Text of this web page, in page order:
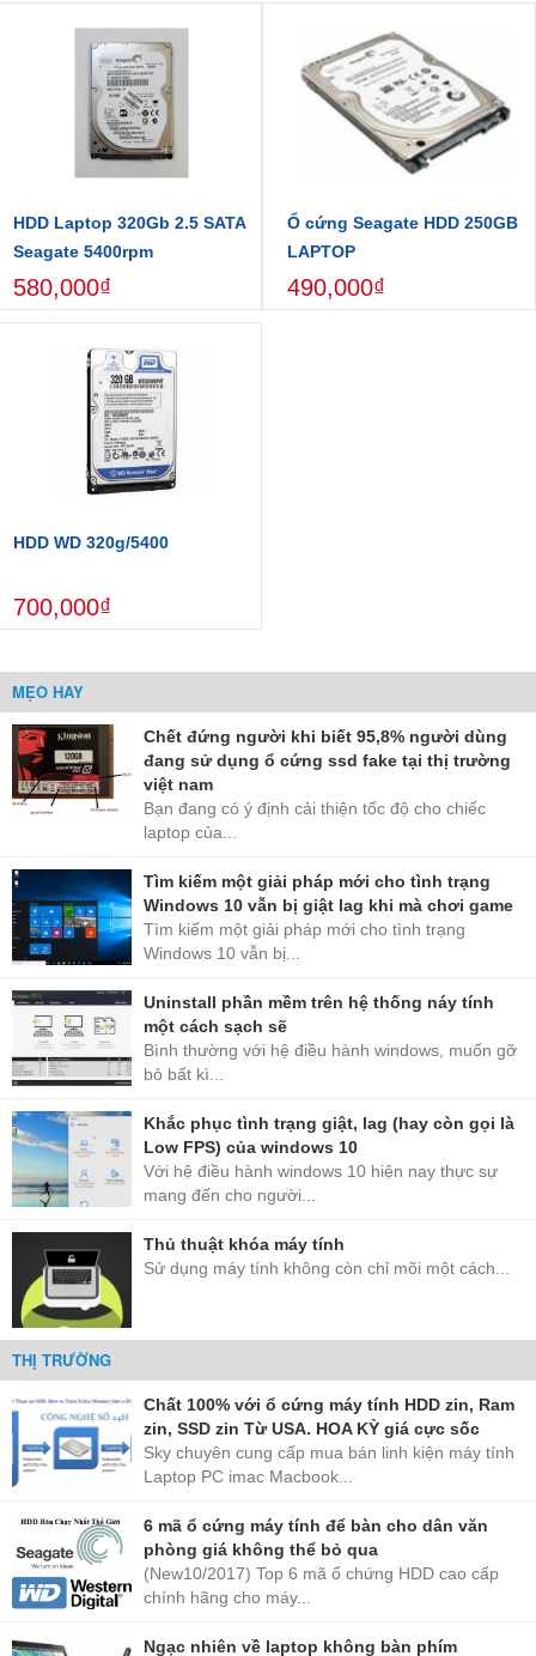
HDD Laptop 320Gb 2.5 SATA
Seagate 5400rpm
580,000₫
Ổ cứng Seagate HDD 250GB
LAPTOP
490,000₫
HDD WD 320g/5400
700,000₫
MẸO HAY
Chết đứng người khi biết 95,8% người dùng
đang sử dụng ổ cứng ssd fake tại thị trường
việt nam
Bạn đang có ý định cải thiện tốc độ cho chiếc
laptop của...
Tìm kiếm một giải pháp mới cho tình trạng
Windows 10 vẫn bị giật lag khi mà chơi game
Tìm kiếm một giải pháp mới cho tình trạng
Windows 10 vẫn bị...
Uninstall phần mềm trên hệ thống náy tính
một cách sạch sẽ
Bình thường với hệ điều hành windows, muốn gỡ
bỏ bất kì...
Khắc phục tình trạng giật, lag (hay còn gọi là
Low FPS) của windows 10
Với hệ điều hành windows 10 hiện nay thực sự
mang đến cho người...
Thủ thuật khóa máy tính
Sử dụng máy tính không còn chỉ mõi một cách...
THỊ TRƯỜNG
Chất 100% với ổ cứng máy tính HDD zin, Ram
zin, SSD zin Từ USA. HOA KỲ giá cực sốc
Sky chuyên cung cấp mua bán linh kiện máy tính
Laptop PC imac Macbook...
6 mã ổ cứng máy tính để bàn cho dân văn
phòng giá không thể bỏ qua
(New10/2017) Top 6 mã ổ chứng HDD cao cấp
chính hãng cho máy...
Ngạc nhiên về laptop không bàn phím